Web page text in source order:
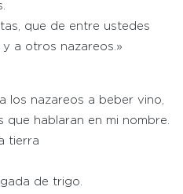
que de entre ustedes
a otros nazareos.»
los nazareos a beber vino,
hablaran en mi nombre.
tierra
de trigo.